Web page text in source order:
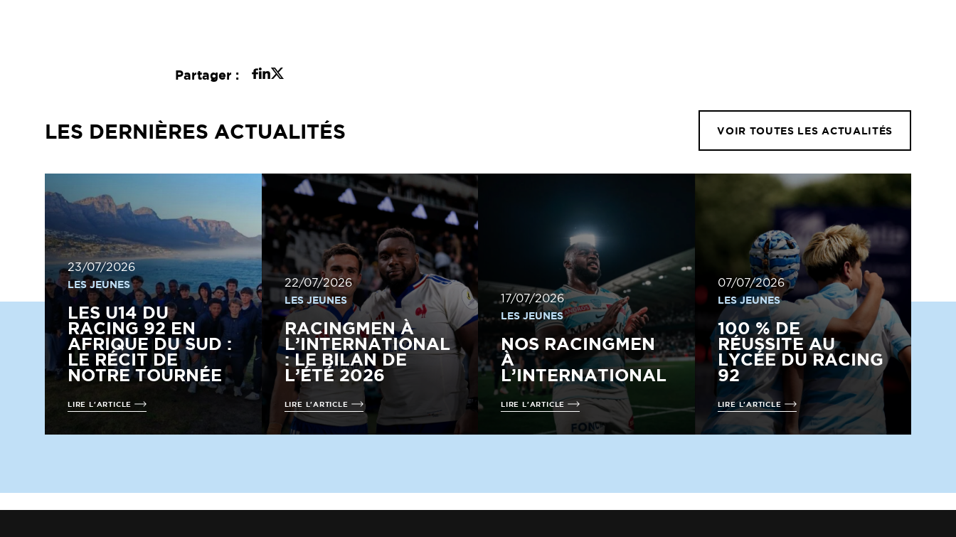
Partager :
LES DERNIÈRES ACTUALITÉS VOIR TOUTES LES ACTUALITÉS
23/07/2026
LES JEUNES
LES U14 DU
RACING 92 EN
AFRIQUE DU SUD :
LE RÉCIT DE
NOTRE TOURNÉE
LIRE L'ARTICLE
22/07/2026
LES JEUNES
RACINGMEN À
L’INTERNATIONAL
: LE BILAN DE
L’ÉTÉ 2026
LIRE L'ARTICLE
17/07/2026
LES JEUNES
NOS RACINGMEN
À
L’INTERNATIONAL
LIRE L'ARTICLE
07/07/2026
LES JEUNES
100 % DE
RÉUSSITE AU
LYCÉE DU RACING
92
LIRE L'ARTICLE